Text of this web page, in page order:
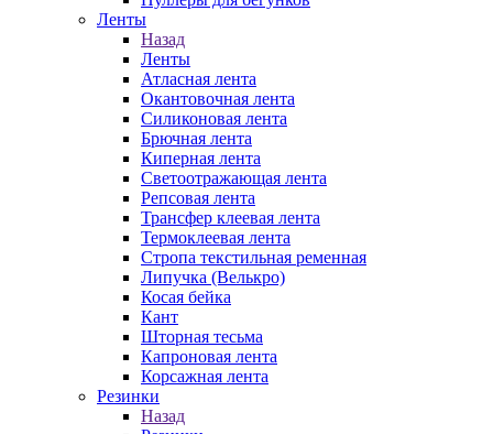
Ленты
Назад
Ленты
Атласная лента
Окантовочная лента
Силиконовая лента
Брючная лента
Киперная лента
Светоотражающая лента
Репсовая лента
Трансфер клеевая лента
Термоклеевая лента
Стропа текстильная ременная
Липучка (Велькро)
Косая бейка
Кант
Шторная тесьма
Капроновая лента
Корсажная лента
Резинки
Назад